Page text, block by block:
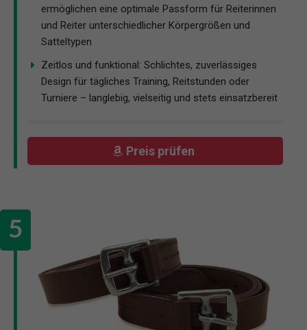
ermöglichen eine optimale Passform für Reiterinnen
und Reiter unterschiedlicher Körpergrößen und
Satteltypen
Zeitlos und funktional: Schlichtes, zuverlässiges
Design für tägliches Training, Reitstunden oder
Turniere – langlebig, vielseitig und stets einsatzbereit
Preis prüfen